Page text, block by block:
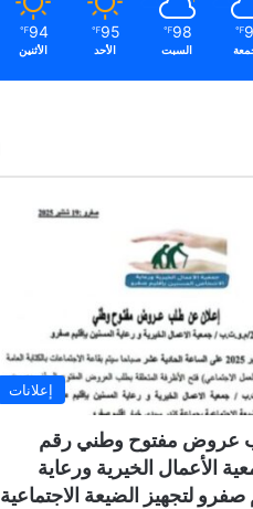
℉
98
℉
السبت
95
℉
الأحد
94
℉
الأثنين
إعلانات
عروض مفتوح وطني رقم
لجمعية الأعمال الخيرية ورعاية
صفرو لتجهيز الضيعة الاجتماعية